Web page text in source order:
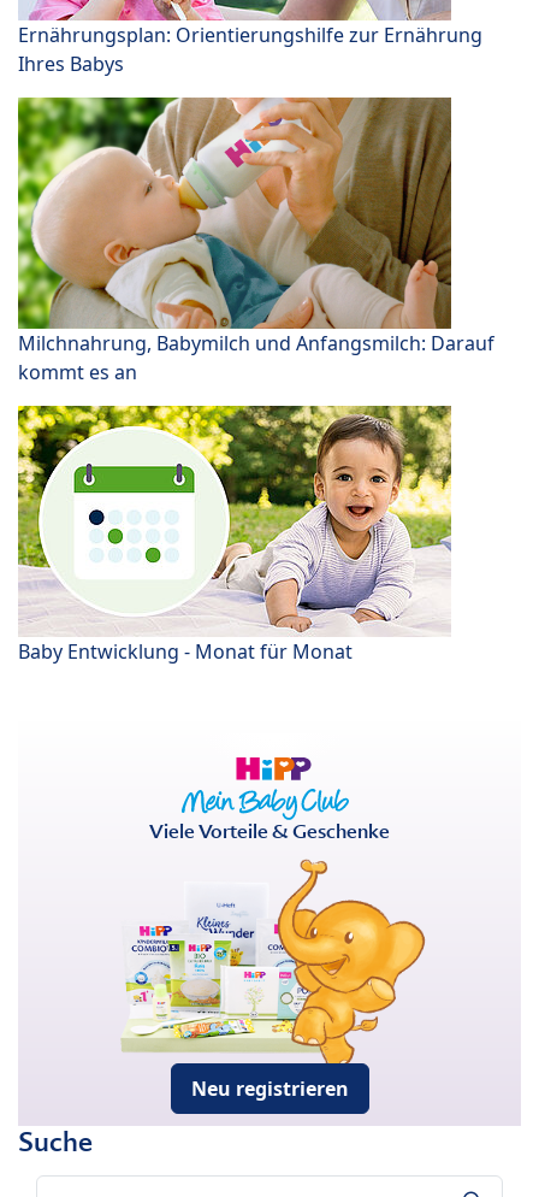
Ernährungsplan: Orientierungshilfe zur Ernährung
Ihres Babys
Milchnahrung, Babymilch und Anfangsmilch: Darauf
kommt es an
Baby Entwicklung - Monat für Monat
Viele Vorteile & Geschenke
Neu registrieren
Suche